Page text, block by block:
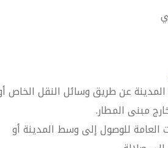
عن طريق وسائل النقل الخاص
مبنى المطار.
العامة للوصول إلى وسط المدينة أو